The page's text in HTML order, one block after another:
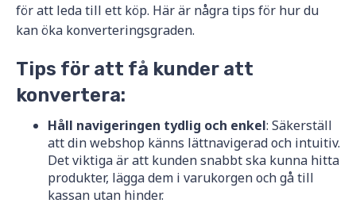
för att leda till ett köp. Här är några tips för hur du
kan öka konverteringsgraden.
Tips för att få kunder att
konvertera:
Håll navigeringen tydlig och enkel: Säkerställ
att din webshop känns lättnavigerad och intuitiv.
Det viktiga är att kunden snabbt ska kunna hitta
produkter, lägga dem i varukorgen och gå till
kassan utan hinder.